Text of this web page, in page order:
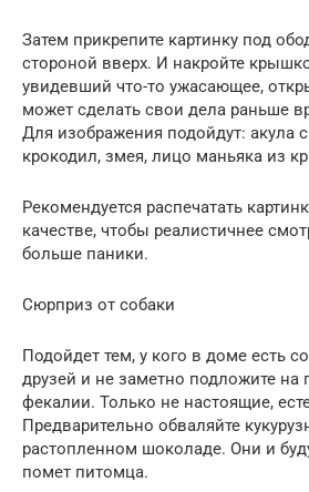
Затем прикрепите картинку под
стороной вверх. И накройте
увидевший что-то ужасающее,
может сделать свои дела раньше
Для изображения подойдут: акула
крокодил, змея, лицо маньяка из
Рекомендуется распечатать
качестве, чтобы реалистичнее
больше паники.
Сюрприз от собаки
Подойдет тем, у кого в доме есть
друзей и не заметно подложите на
фекалии. Только не настоящие,
Предварительно обваляйте
растопленном шоколаде. Они и
помет питомца.